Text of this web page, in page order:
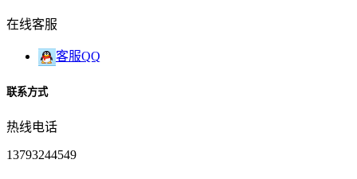
在线客服
客服QQ
联系方式
热线电话
13793244549